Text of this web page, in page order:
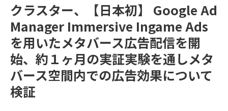
クラスター、【日本初】 Google Ad
Manager Immersive Ingame Ads
を用いたメタバース広告配信を開
始、約１ヶ月の実証実験を通しメタ
バース空間内での広告効果について
検証